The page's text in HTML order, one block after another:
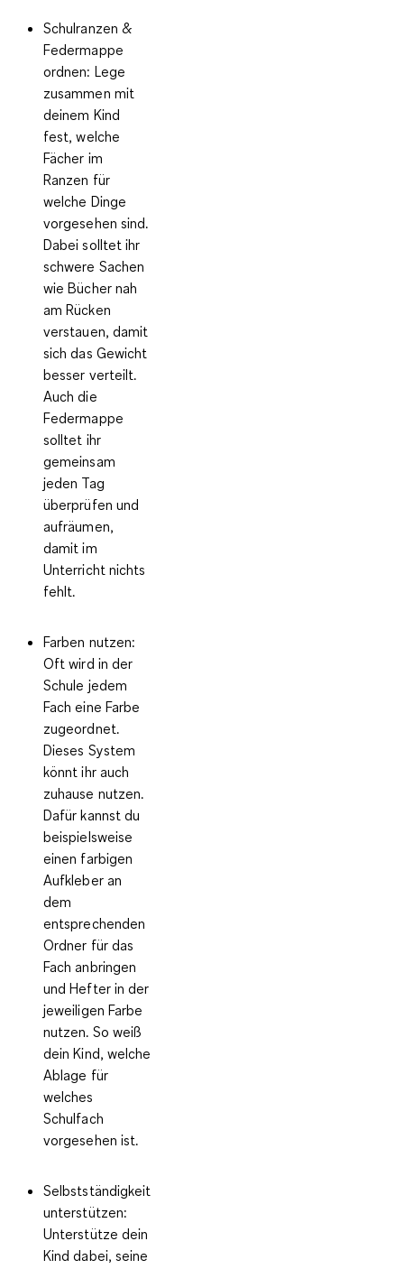
Schulranzen &
Federmappe
ordnen: Lege
zusammen mit
deinem Kind
fest, welche
Fächer im
Ranzen für
welche Dinge
vorgesehen sind.
Dabei solltet ihr
schwere Sachen
wie Bücher nah
am Rücken
verstauen, damit
sich das Gewicht
besser verteilt.
Auch die
Federmappe
solltet ihr
gemeinsam
jeden Tag
überprüfen und
aufräumen,
damit im
Unterricht nichts
fehlt.
Farben nutzen:
Oft wird in der
Schule jedem
Fach eine Farbe
zugeordnet.
Dieses System
könnt ihr auch
zuhause nutzen.
Dafür kannst du
beispielsweise
einen farbigen
Aufkleber an
dem
entsprechenden
Ordner für das
Fach anbringen
und Hefter in der
jeweiligen Farbe
nutzen. So weiß
dein Kind, welche
Ablage für
welches
Schulfach
vorgesehen ist.
Selbstständigkeit
unterstützen:
Unterstütze dein
Kind dabei, seine